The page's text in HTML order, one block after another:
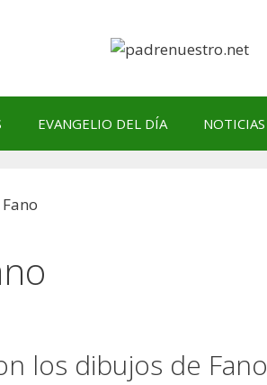
EVANGELIO DEL DÍA NOTICIAS
los dibujos de Fano